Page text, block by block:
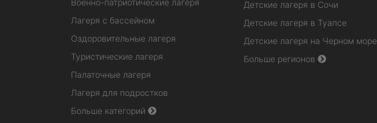
Военно-патриотические лагеря
Лагеря с бассейном
Оздоровительные лагеря
Туристические лагеря
Палаточные лагеря
Лагеря для подростков
Больше категорий
Детские лагеря в Сочи
Детские лагеря в Туапсе
Детские лагеря на Черном море
Больше регионов